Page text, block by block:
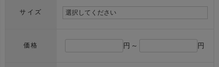
サイズ
価格 円～ 円